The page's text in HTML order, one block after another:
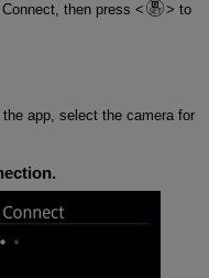
then press
to
app, select the camera for